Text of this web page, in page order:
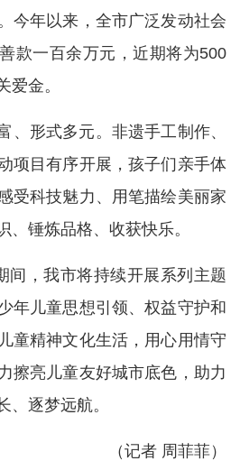
今年以来，全市广泛发动社会
款一百余万元，近期将为500
爱金。
、形式多元。非遗手工制作、
项目有序开展，孩子们亲手体
受科技魅力、用笔描绘美丽家
、锤炼品格、收获快乐。
间，我市将持续开展系列主题
年儿童思想引领、权益守护和
童精神文化生活，用心用情守
擦亮儿童友好城市底色，助力
、逐梦远航。
（记者 周菲菲）